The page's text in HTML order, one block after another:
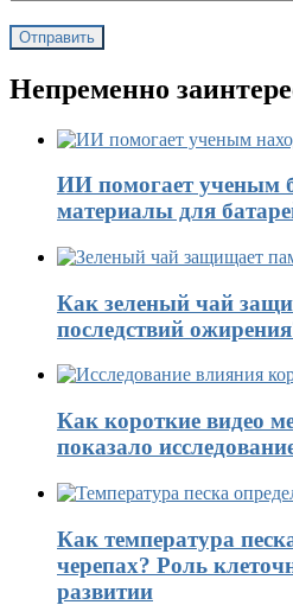
Непременно
ИИ помогает ученым
материалы для
Как зеленый чай
последствий
Как короткие видео
показало
Как температура
черепах? Роль
развитии